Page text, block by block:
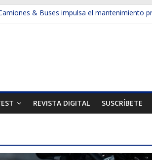
& Buses impulsa el mantenimiento
REVISTA DIGITAL SUSCRÍBETE